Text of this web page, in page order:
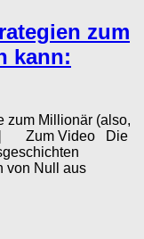
zum
kann:
zum Millionär (also,
Zum Video Die
von Null aus